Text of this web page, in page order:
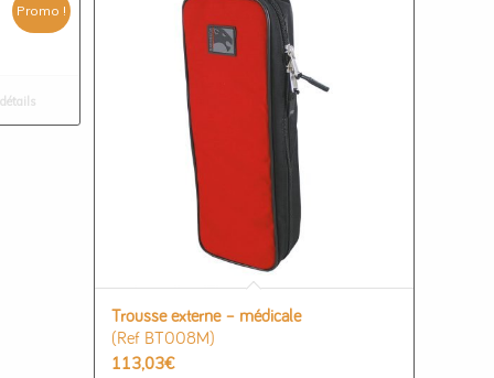
Promo !
Trousse externe – médicale
(Ref BT008M)
113,03€